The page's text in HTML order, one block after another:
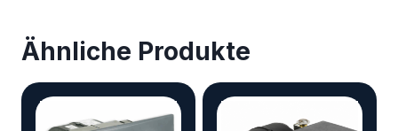
Ähnliche Produkte